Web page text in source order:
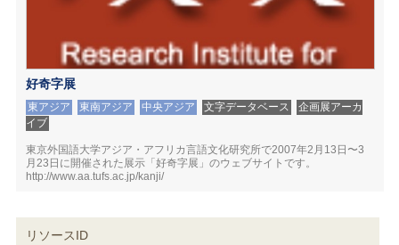
好奇字展
東アジア 東南アジア 中央アジア 文字データベース
企画展アーカ
イブ
東京外国語大学アジア・アフリカ言語文化研究所で2007年2月13日〜3
月23日に開催された展示「好奇字展」のウェブサイトです。
http://www.aa.tufs.ac.jp/kanji/
リソースID